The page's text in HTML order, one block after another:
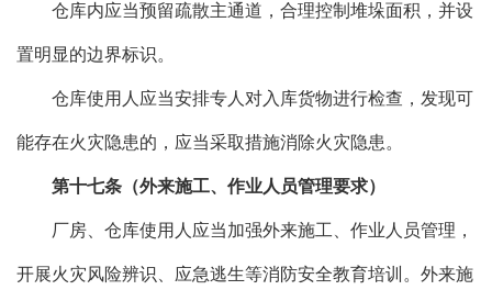
仓库内应当预留疏散主通道，合理控制堆垛面积，并设
置明显的边界标识。
仓库使用人应当安排专人对入库货物进行检查，发现可
能存在火灾隐患的，应当采取措施消除火灾隐患。
第十七条（外来施工、作业人员管理要求）
厂房、仓库使用人应当加强外来施工、作业人员管理，
开展火灾风险辨识、应急逃生等消防安全教育培训。外来施